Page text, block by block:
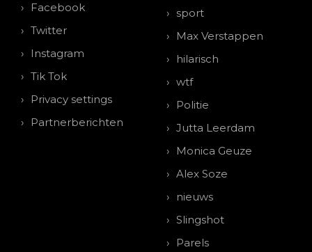
Facebook
Twitter
Instagram
Tik Tok
Privacy settings
Partnerberichten
sport
Max Verstappen
hilarisch
wtf
Politie
Jutta Leerdam
Monica Geuze
Alex Soze
nieuws
Slingshot
Parels